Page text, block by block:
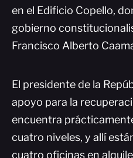
en el Edificio Copello,
gobierno
Francisco Alberto
El presidente de la
apoyo para la
encuentra
cuatro niveles, y allí
cuatro oficinas en